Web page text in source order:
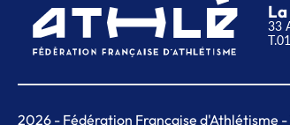
33
2026 - Fédération Française d'Athlétisme -